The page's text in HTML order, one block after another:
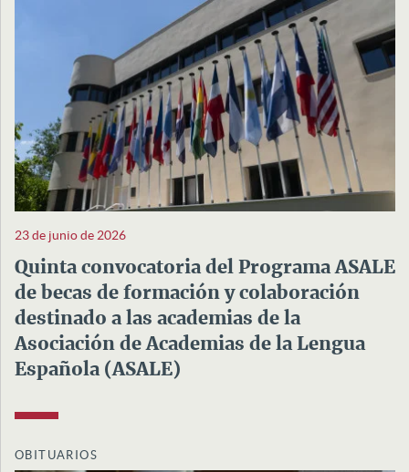
23 de junio de 2026
Quinta convocatoria del Programa ASALE
de becas de formación y colaboración
destinado a las academias de la
Asociación de Academias de la Lengua
Española (ASALE)
OBITUARIOS